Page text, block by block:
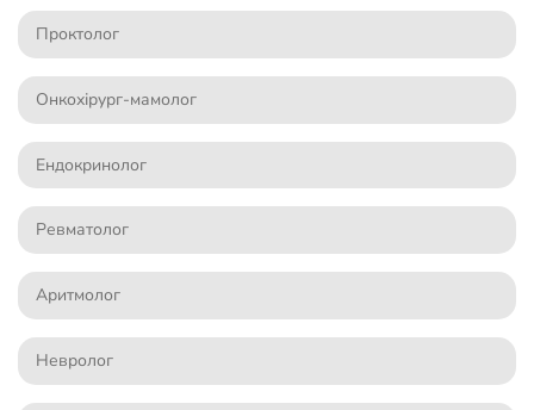
Проктолог
Онкохірург-мамолог
Ендокринолог
Ревматолог
Аритмолог
Невролог